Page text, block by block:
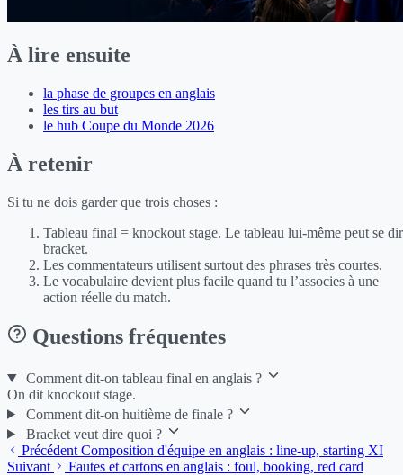
À lire ensuite
la phase de groupes en anglais
les tirs au but
le hub Coupe du Monde 2026
À retenir
Si tu ne dois garder que trois choses :
Tableau final = knockout stage. Le tableau lui-même peut se
bracket.
Les commentateurs utilisent surtout des phrases très courtes.
Le vocabulaire devient plus facile quand tu l’associes à une
action réelle du match.
Questions fréquentes
Comment dit-on tableau final en anglais ?
On dit knockout stage.
Comment dit-on huitième de finale ?
Bracket veut dire quoi ?
Précédent Composition d'équipe en anglais : line-up, starting XI
Suivant
Fautes et cartons en anglais : foul, booking, red card